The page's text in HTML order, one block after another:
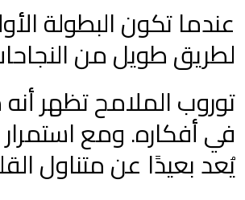
عندما تكون البطولة
لطريق طويل من
توروب الملامح تظهر
في أفكاره. ومع استمرار
يُعد بعيدًا عن متناول